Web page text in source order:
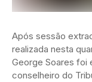
Após sessão
realizada nesta
George Soares foi
conselheiro do